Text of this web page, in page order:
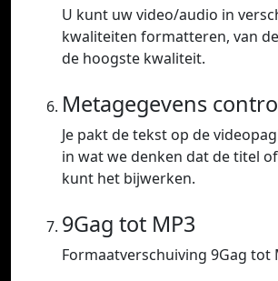
U kunt uw video/audio in
kwaliteiten formatteren, van
de hoogste kwaliteit.
Metagegevens
Je pakt de tekst op de
in wat we denken dat de titel
kunt het bijwerken.
9Gag tot MP3
Formaatverschuiving 9Gag tot